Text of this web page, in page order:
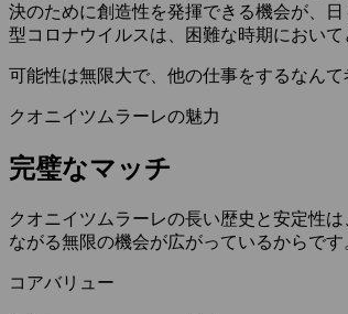
決のために創造性を発揮できる機会が、
型コロナウイルスは、困難な時期におい
可能性は無限大で、他の仕事をするなんて
クオニイツムラーレの魅力
完璧なマッチ
クオニイツムラーレの長い歴史と安定性
ながる無限の機会が広がっているからで
コアバリュー